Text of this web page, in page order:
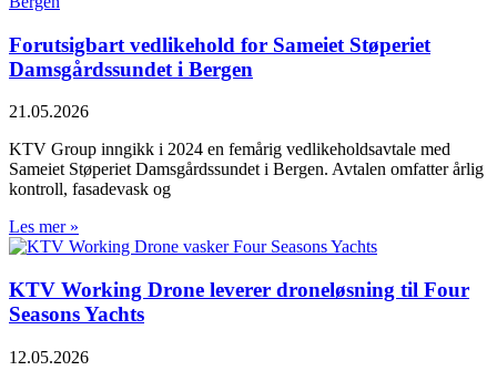
Forutsigbart vedlikehold for Sameiet Støperiet
Damsgårdssundet i Bergen
21.05.2026
KTV Group inngikk i 2024 en femårig vedlikeholdsavtale med
Sameiet Støperiet Damsgårdssundet i Bergen. Avtalen omfatter årlig
kontroll, fasadevask og
Les mer »
KTV Working Drone leverer droneløsning til Four
Seasons Yachts
12.05.2026